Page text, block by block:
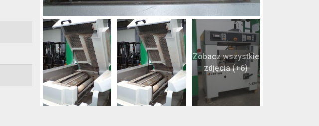
Zobacz wszystkie
zdjęcia (+6)